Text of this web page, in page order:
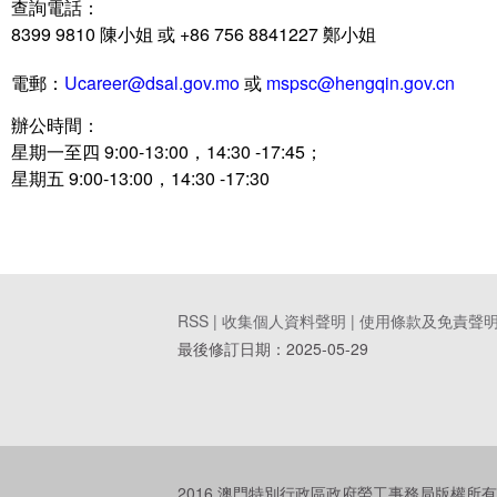
查詢電話：
8399 9810 陳小姐 或 +86 756 8841227 鄭小姐
電郵： Ucareer@dsal.gov.mo或 mspsc@hengqin.gov.cn
辦公時間：
星期一至四 9:00-13:00，14:30 -17:45；
星期五 9:00-13:00，14:30 -17:30
RSS | 收集個人資料聲明 | 使用條款及免責聲明
最後修訂日期： 2025-05-29
2016 澳門特別行政區政府勞工事務局版權所有